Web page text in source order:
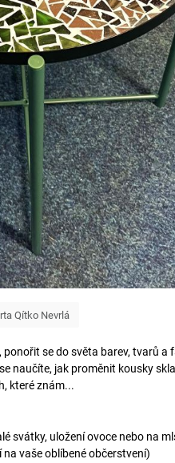
Qítko Nevrlá
se do světa barev, tvarů a
naučíte, jak proměnit kousky
které znám...
svátky, uložení ovoce nebo na
na vaše oblíbené občerstvení)